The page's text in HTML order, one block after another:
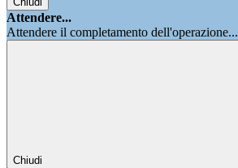
Attendere...
Attendere il completamento dell'operazione...
Chiudi